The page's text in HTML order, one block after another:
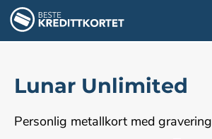
Lunar Unlimited
Personlig metallkort med gravering